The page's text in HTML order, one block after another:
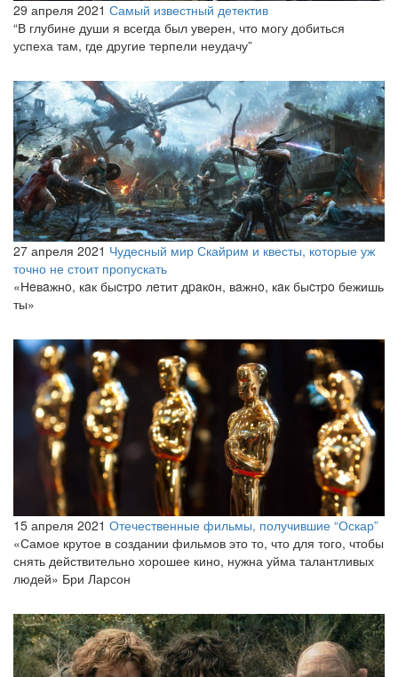
29 апреля 2021 Самый известный детектив
“В глубине души я всегда был уверен, что могу добиться
успеха там, где другие терпели неудачу”
27 апреля 2021 Чудесный мир Скайрим и квесты, которые уж
точно не стоит пропускать
«Нeвaжнo, кaк быcтpo лeтит дpaкoн, вaжнo, кaк быcтpo бежишь
ты»
15 апреля 2021 Отечественные фильмы, получившие “Оскар”
«Самое крутое в создании фильмов это то, что для того, чтобы
снять действительно хорошее кино, нужна уйма талантливых
людей» Бри Ларсон